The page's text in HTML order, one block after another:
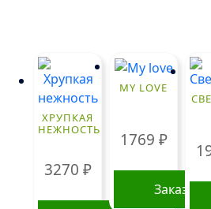
ХРУПКАЯ
НЕЖНОСТЬ
3270 ₽
MY LOVE
1769 ₽
Заказать